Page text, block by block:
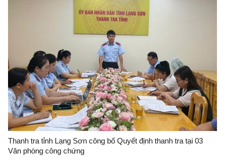
Thanh tra tỉnh Lạng Sơn công bố Quyết định thanh tra tại 03
Văn phòng công chứng